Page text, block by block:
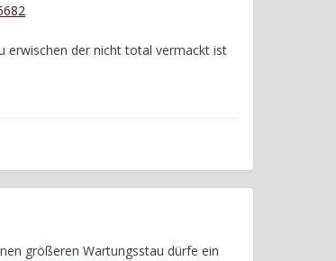
erwischen der nicht total vermackt ist
größeren Wartungsstau dürfe ein